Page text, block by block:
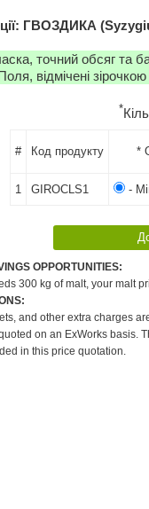
ГВОЗДИКА
точний обсяг та
відмічені
*
# Код продукту *
1 GIROCLS1 -
OPPORTUNITIES:
300 kg of malt, your malt
and other extra charges
on an ExWorks basis.
in this price quotation.